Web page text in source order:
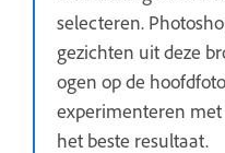
selecteren.
gezichten uit deze
ogen op de
experimenteren
het beste resultaat.